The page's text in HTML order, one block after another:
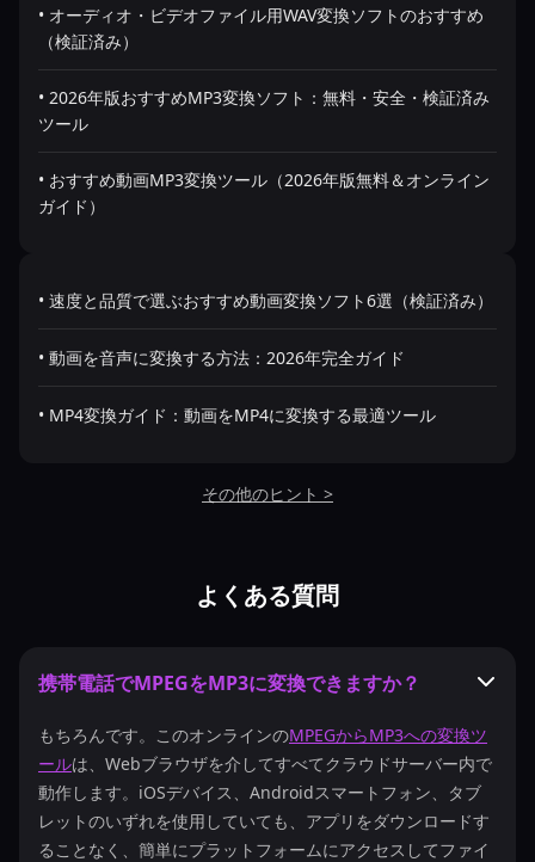
• オーディオ・ビデオファイル用WAV変換ソフトのおすすめ
（検証済み）
• 2026年版おすすめMP3変換ソフト：無料・安全・検証済み
ツール
• おすすめ動画MP3変換ツール（2026年版無料＆オンライン
ガイド）
• 速度と品質で選ぶおすすめ動画変換ソフト6選（検証済み）
• 動画を音声に変換する方法：2026年完全ガイド
• MP4変換ガイド：動画をMP4に変換する最適ツール
その他のヒント >
よくある質問
携帯電話でMPEGをMP3に変換できますか？
もちろんです。このオンラインのMPEGからMP3への変換ツ
ールは、Webブラウザを介してすべてクラウドサーバー内で
動作します。iOSデバイス、Androidスマートフォン、タブ
レットのいずれを使用していても、アプリをダウンロードす
ることなく、簡単にプラットフォームにアクセスしてファイ